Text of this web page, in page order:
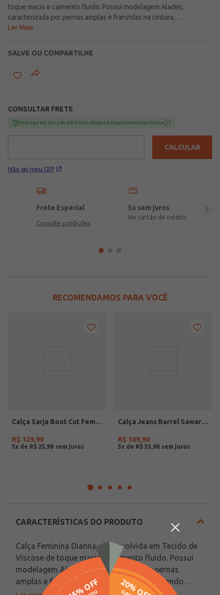
toque macio e caimento fluido. Possui modelagem Aladim,
caracterizada por pernas amplas e franzidas na cintura,
proporcionando conforto, movimento e visual moderno. Conta com
delicadeza à peça. Ideal para looks casuais e sofisticados.
Ler Mais
SALVE OU COMPARTILHE
CONSULTAR FRETE
Entrega em ate 24h em Porto Alegre e Regiao Metropolitana
Não sei meu CEP
CALCULAR
Frete Especial
Consulte condições
5x sem juros
No cartão de crédito
RECOMENDAMOS PARA VOCÊ
Calça Sarja Boot Cut Feminina PRETO
R$ 129,90
5x de R$ 25 98
Calça Jeans Barrel Sawary Feminina AZUL
R$ 169,90
5x de R$ 33 98
CARACTERÍSTICAS DO PRODUTO
Calça Feminina Dianna, desenvolvida em Tecido de
Viscose de toque macio e caimento fluido. Possui
modelagem Aladim, caracterizada por pernas
amplas e franzidas na cintura, proporcionando
conforto, movimento e visual moderno. Conta com